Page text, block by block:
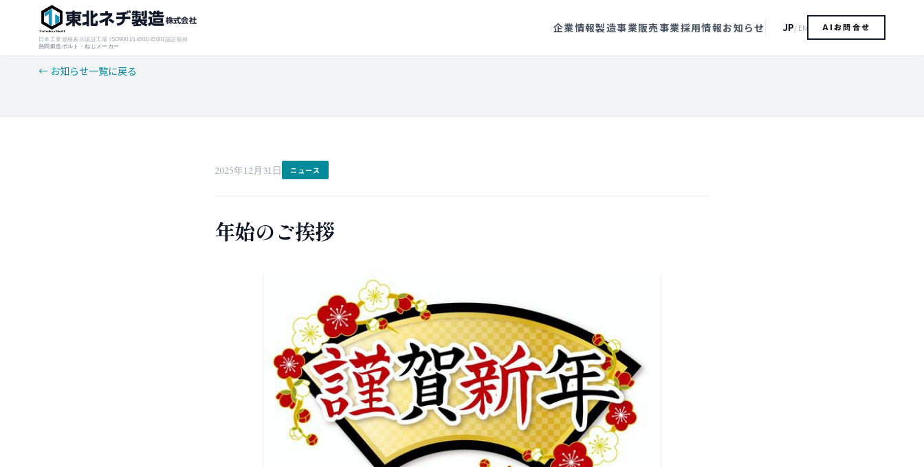
東北ネヂ製造株式会社
日本工業規格表示認証工場 ISO9001/14001/45001認証取得
熱間鍛造ボルト・ねじメーカー
企業情報製造事業販売事業採用情報お知らせ JP/ EN AIお問合せ
← お知らせ一覧に戻る
2025年12月31日 ニュース
年始のご挨拶